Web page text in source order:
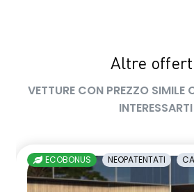
Altre
VETTURE CON PREZZO SIMILE
INTERESSARTI
ECOBONUS NEOPATENTATI